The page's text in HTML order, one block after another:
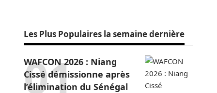
Les Plus Populaires la semaine dernière
WAFCON 2026 : Niang
Cissé démissionne après
l’élimination du Sénégal